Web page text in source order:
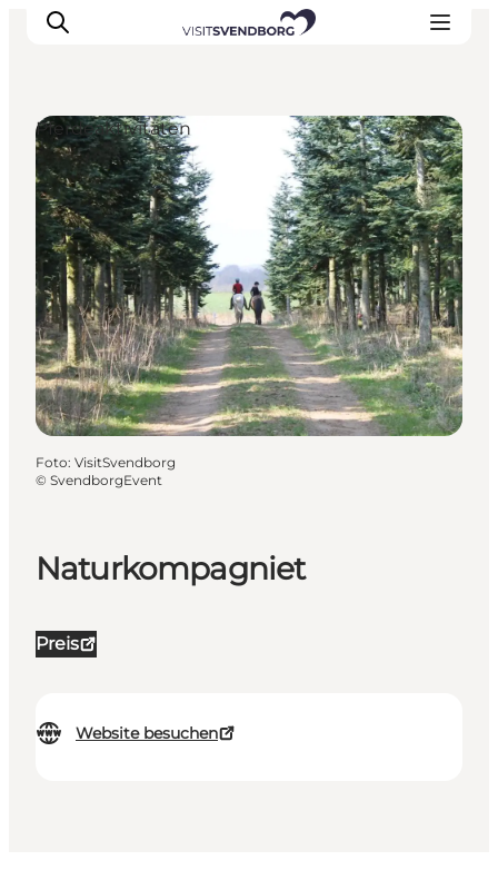
Veranstaltungen
Essen und Trinken
Shopping in Svendborg
Übernachtung
Den Urlaub planen
Naturkompagniet
Preis
Website besuchen
Pferdeaktivitäten
Foto: VisitSvendborg
© SvendborgEvent